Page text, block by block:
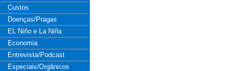
Custos
Doenças/Pragas
EL Niño e La Niña
Economia
Entrevista/Podcast
Especiais/Orgânicos